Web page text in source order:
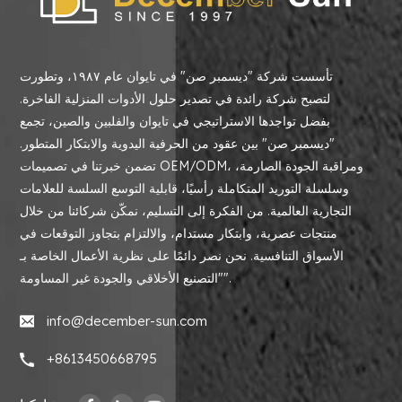
تأسست شركة "ديسمبر صن" في تايوان عام ١٩٨٧، وتطورت
لتصبح شركة رائدة في تصدير حلول الأدوات المنزلية الفاخرة.
بفضل تواجدها الاستراتيجي في تايوان والفلبين والصين، تجمع
"ديسمبر صن" بين عقود من الحرفية اليدوية والابتكار المتطور.
تضمن خبرتنا في تصميمات OEM/ODM، ومراقبة الجودة الصارمة،
وسلسلة التوريد المتكاملة رأسيًا، قابلية التوسع السلسة للعلامات
التجارية العالمية. من الفكرة إلى التسليم، نمكّن شركائنا من خلال
منتجات عصرية، وابتكار مستدام، والالتزام بتجاوز التوقعات في
الأسواق التنافسية. نحن نصر دائمًا على نظرية الأعمال الخاصة بـ
"التصنيع الأخلاقي والجودة غير المساومة".
info@december-sun.com
+8613450668795